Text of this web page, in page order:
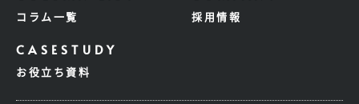
コラム一覧
お役立ち資料
採用情報